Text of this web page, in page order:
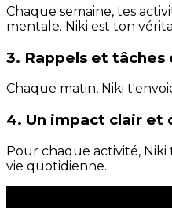
Chaque semaine, tes
mentale. Niki est ton
3. Rappels et
Chaque matin, Niki
4. Un impact clair et
Pour chaque activité,
vie quotidienne.